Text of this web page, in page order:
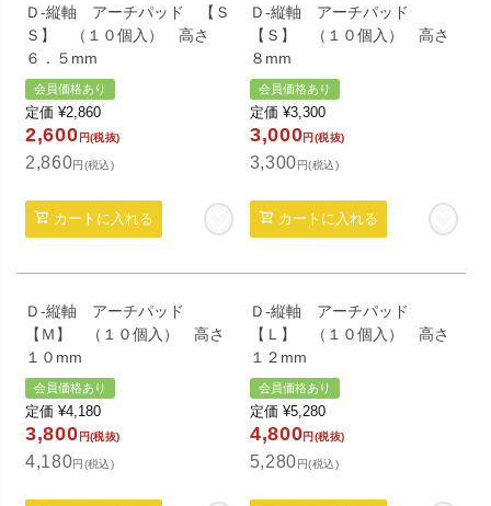
Ｄ-縦軸 アーチパッド 【Ｓ
Ｓ】 （１０個入） 高さ
６．５mm
会員価格あり
定価 ¥2,860
2,600 円(税抜)
2,860円(税込)
カートに入れる
Ｄ-縦軸 アーチパッド
【Ｓ】 （１０個入） 高さ
８mm
会員価格あり
定価 ¥3,300
3,000円(税抜)
3,300円(税込)
カートに入れる
Ｄ-縦軸 アーチパッド
【Ｍ】 （１０個入） 高さ
１０mm
会員価格あり
定価 ¥4,180
3,800 円(税抜)
4,180円(税込)
Ｄ-縦軸 アーチパッド
【Ｌ】 （１０個入） 高さ
１２mm
会員価格あり
定価 ¥5,280
4,800円(税抜)
5,280円(税込)